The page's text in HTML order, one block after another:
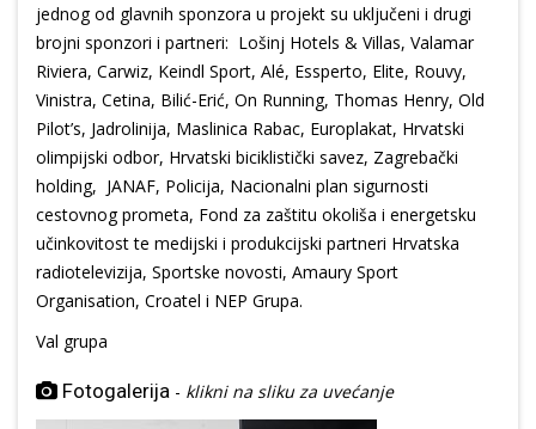
jednog od glavnih sponzora u projekt su uključeni i drugi
brojni sponzori i partneri: Lošinj Hotels & Villas, Valamar
Riviera, Carwiz, Keindl Sport, Alé, Essperto, Elite, Rouvy,
Vinistra, Cetina, Bilić-Erić, On Running, Thomas Henry, Old
Pilot’s, Jadrolinija, Maslinica Rabac, Europlakat, Hrvatski
olimpijski odbor, Hrvatski biciklistički savez, Zagrebački
holding, JANAF, Policija, Nacionalni plan sigurnosti
cestovnog prometa, Fond za zaštitu okoliša i energetsku
učinkovitost te medijski i produkcijski partneri Hrvatska
radiotelevizija, Sportske novosti, Amaury Sport
Organisation, Croatel i NEP Grupa.
Val grupa
Fotogalerija - klikni na sliku za uvećanje